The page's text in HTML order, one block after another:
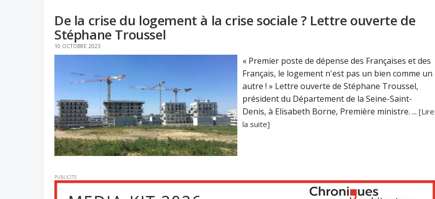
De la crise du logement à la crise sociale ? Lettre ouverte de
Stéphane Troussel
10 OCTOBRE 2023
« Premier poste de dépense des Françaises et des
Français, le logement n'est pas un bien comme un
autre ! » Lettre ouverte de Stéphane Troussel,
président du Département de la Seine-Saint-
Denis, à Elisabeth Borne, Première ministre. ... [Lire
la suite]
PUBLICITE